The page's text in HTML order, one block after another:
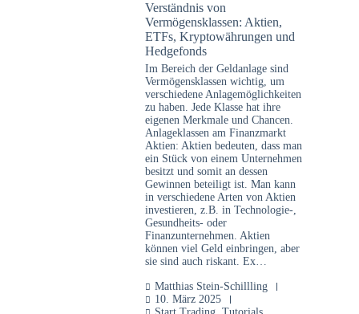
Verständnis von
Vermögensklassen: Aktien,
ETFs, Kryptowährungen und
Hedgefonds
Im Bereich der Geldanlage sind
Vermögensklassen wichtig, um
verschiedene Anlagemöglichkeiten
zu haben. Jede Klasse hat ihre
eigenen Merkmale und Chancen.
Anlageklassen am Finanzmarkt
Aktien: Aktien bedeuten, dass man
ein Stück von einem Unternehmen
besitzt und somit an dessen
Gewinnen beteiligt ist. Man kann
in verschiedene Arten von Aktien
investieren, z.B. in Technologie-,
Gesundheits- oder
Finanzunternehmen. Aktien
können viel Geld einbringen, aber
sie sind auch riskant. Ex…
Matthias Stein-Schillling
10. März 2025